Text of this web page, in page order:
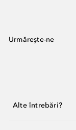
Urmărește-ne
Alte întrebări?